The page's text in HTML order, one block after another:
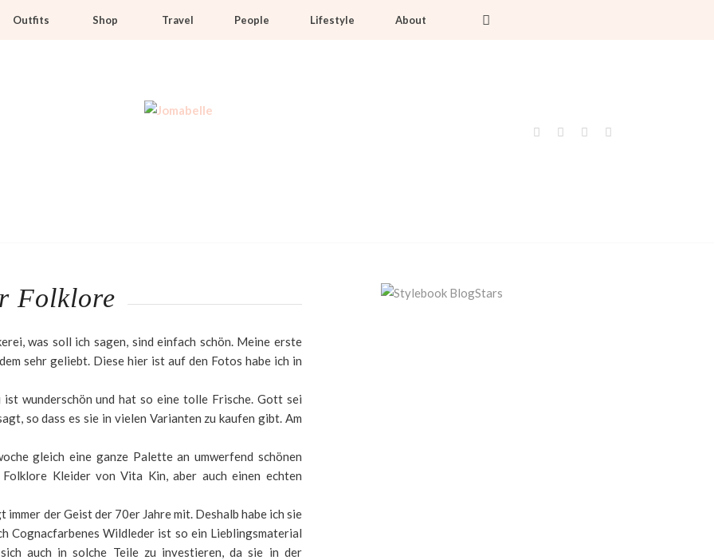
Outfits Shop Travel People Lifestyle About
Folklore
was soll ich sagen, sind einfach schön. Meine erste
sehr geliebt. Diese hier ist auf den Fotos habe ich in
wunderschön und hat so eine tolle Frische. Gott sei
so dass es sie in vielen Varianten zu kaufen gibt. Am
gleich eine ganze Palette an umwerfend schönen
Kleider von Vita Kin, aber auch einen echten
der Geist der 70er Jahre mit. Deshalb habe ich sie
Cognacfarbenes Wildleder ist so ein Lieblingsmaterial
auch in solche Teile zu investieren, da sie in der